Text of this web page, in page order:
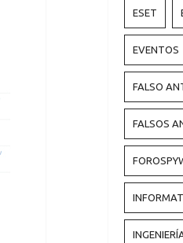
ESET
EVENTOS
FALSO
FALSOS